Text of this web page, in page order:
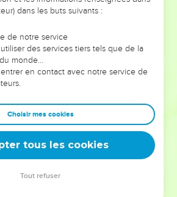
Mais on voit moins les doutes, les erreurs
qu'ils ont traversés, alors même que ce
qui les ont façonnés.
leaders, entrepreneurs, et responsables
plus de sagesse afin que leurs erreurs
Que vous guidiez un ministère, une
ou une famille, leur expérience est faite
dans les buts suivants :
de notre service
des services tiers tels que de la
monde…
en contact avec notre service de
Choisir mes cookies
tous les cookies
Tout refuser